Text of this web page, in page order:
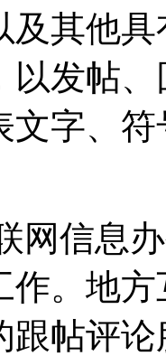
及其他
以发帖
文字、
网信息
作。地
跟帖评